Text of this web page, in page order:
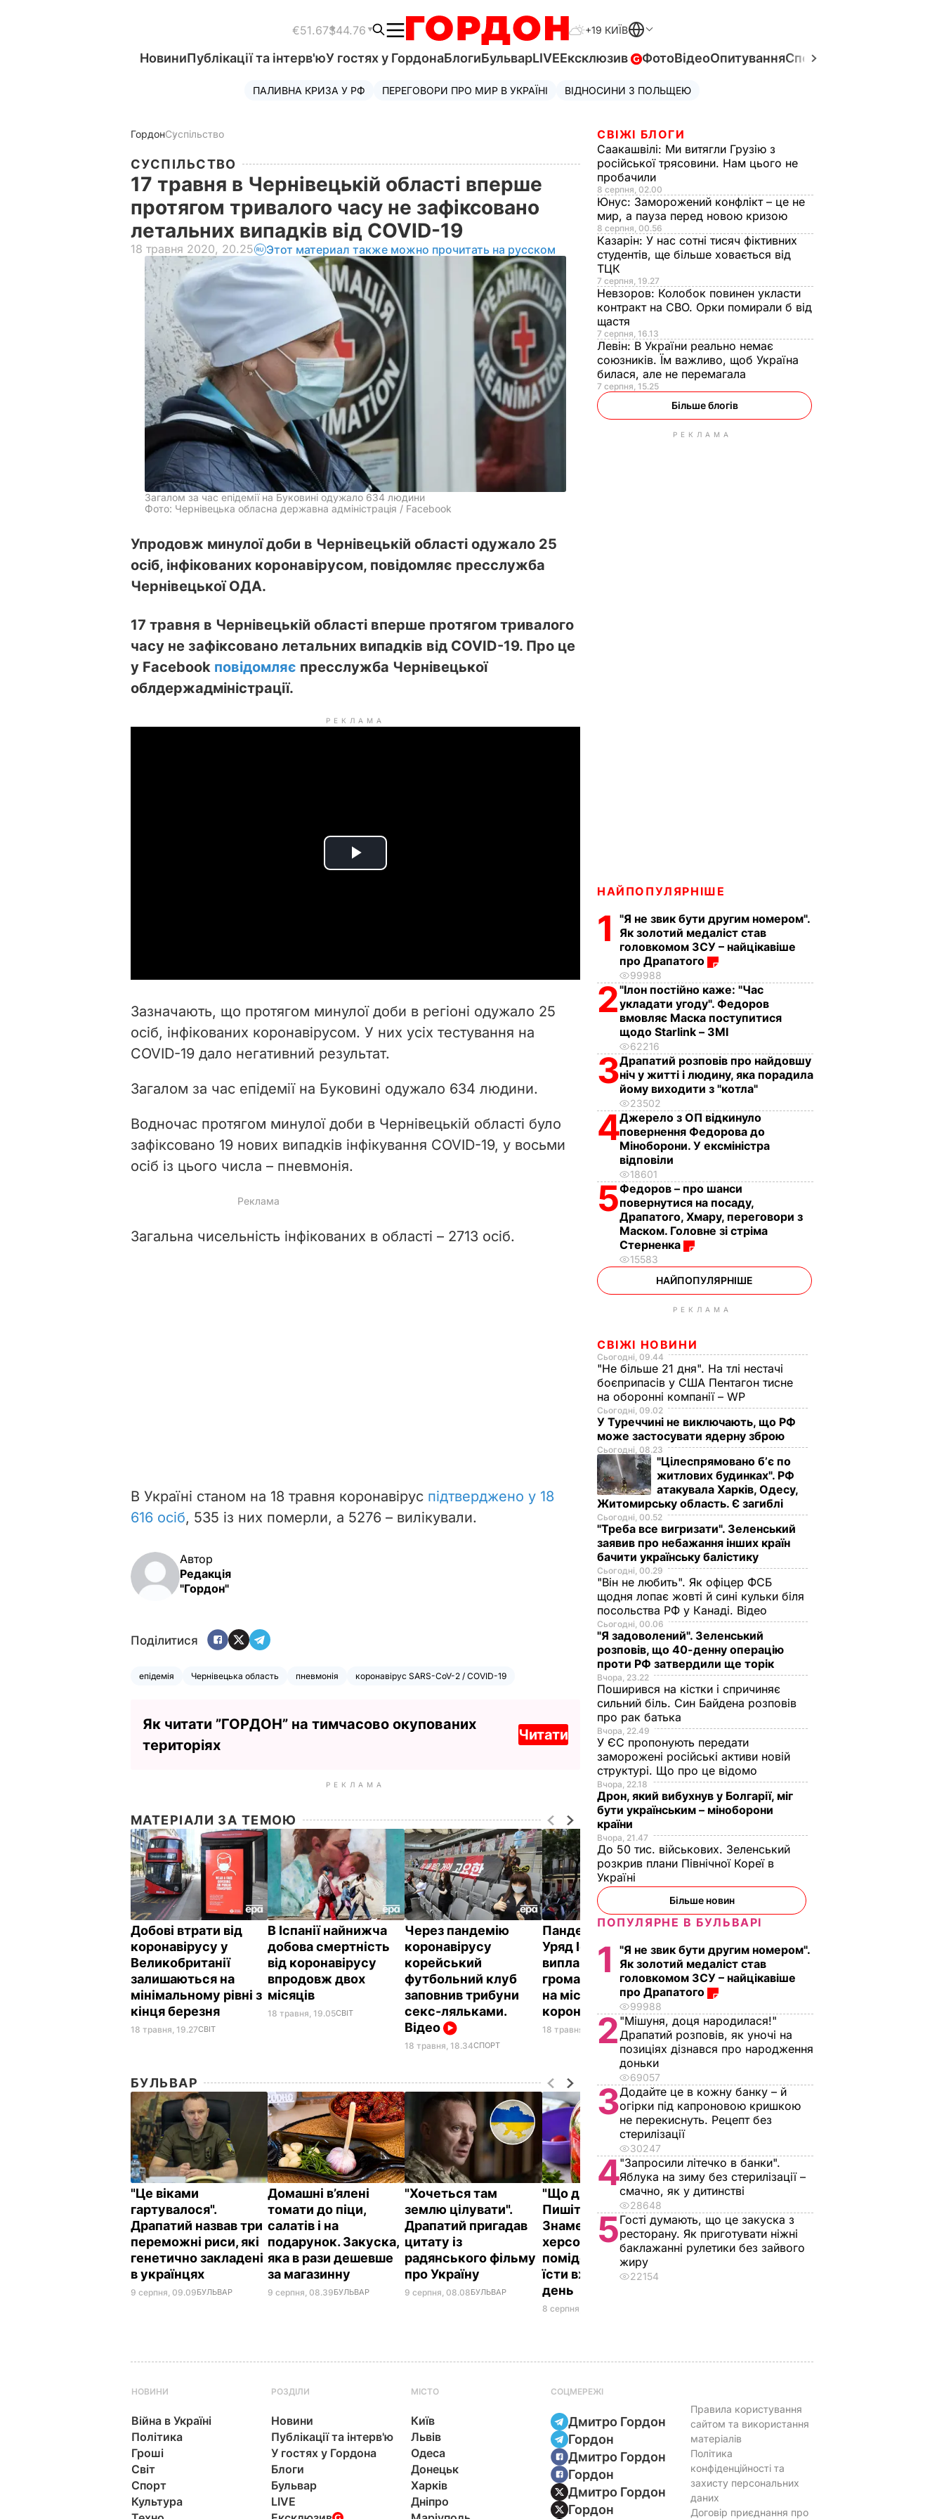
€51.67$44.76 +19 КИЇВ
НовиниПублікації та інтерв'юУ гостях у ГордонаБлогиБульварLIVEЕксклюзив ФотоВідеоОпитуванняСпецпроєкти
ПАЛИВНА КРИЗА У РФ ПЕРЕГОВОРИ ПРО МИР В УКРАЇНІ ВІДНОСИНИ З ПОЛЬЩЕЮ
ГордонСуспільство
СУСПІЛЬСТВО
17 травня в Чернівецькій області вперше
протягом тривалого часу не зафіксовано
летальних випадків від COVID-19
18 травня 2020, 20.25 Этот материал также можно прочитать на русском
Загалом за час епідемії на Буковині одужало 634 людини
Фото: Чернівецька обласна державна адміністрація / Facebook
Упродовж минулої доби в Чернівецькій області одужало 25
осіб, інфікованих коронавірусом, повідомляє пресслужба
Чернівецької ОДА.
17 травня в Чернівецькій області вперше протягом тривалого
часу не зафіксовано летальних випадків від COVID-19. Про це
у Facebook повідомляє пресслужба Чернівецької
облдержадміністрації.
РЕКЛАМА
P
d
e
o
Зазначають, що протягом минулої доби в регіоні одужало 25
осіб, інфікованих коронавірусом. У них усіх тестування на
COVID-19 дало негативний результат.
Загалом за час епідемії на Буковині одужало 634 людини.
Водночас протягом минулої доби в Чернівецькій області було
зафіксовано 19 нових випадків інфікування COVID-19, у восьми
осіб із цього числа – пневмонія.
Загальна чисельність інфікованих в області – 2713 осіб.
В Україні станом на 18 травня коронавірус підтверджено у 18
616 осіб, 535 із них померли, а 5276 – вилікували.
Автор
Редакція
"Гордон"
Поділитися
епідемія Чернівецька область пневмонія коронавірус SARS-CoV-2 / COVID-19
Як читати ”ГОРДОН” на тимчасово окупованих
територіях
Читати
РЕКЛАМА
МАТЕРІАЛИ ЗА ТЕМОЮ
Добові втрати від
коронавірусу у
Великобританії
залишаються на
мінімальному рівні з
кінця березня
18 травня, 19.27СВІТ
В Іспанії найнижча
добова смертність
від коронавірусу
впродовж двох
місяців
18 травня, 19.05СВІТ
Через пандемію
коронавірусу
корейський
футбольний клуб
заповнив трибуни
секс-ляльками.
Відео
18 травня, 18.34СПОРТ
Пандемія COVID-19.
Уряд Іспанії планує
виплачувати
громадянам по €460
на місяць через
коронавірус
18 травня, 16.31СВІТ
БУЛЬВАР
"Це віками
гартувалося".
Драпатий назвав три
переможні риси, які
генетично закладені
в українцях
9 серпня, 09.09БУЛЬВАР
Домашні в’ялені
томати до піци,
салатів і на
подарунок. Закуска,
яка в рази дешевше
за магазинну
9 серпня, 08.39БУЛЬВАР
"Хочеться там
землю цілувати".
Драпатий пригадав
цитату із
радянського фільму
про Україну
9 серпня, 08.08БУЛЬВАР
"Що дивитеся?
Пишіть рецепт!"
Знамениті
херсонські
помідори, які можна
їсти вже на другий
день
8 серпня, 23.55
Поширився на кістки
і спричиняє сильний
біль. Син Байдена
розповів про рак
батька
СВІЖІ БЛОГИ
Саакашвілі: Ми витягли Грузію з
російської трясовини. Нам цього не
пробачили
8 серпня, 02.00
Юнус: Заморожений конфлікт – це не
мир, а пауза перед новою кризою
8 серпня, 00.56
Казарін: У нас сотні тисяч фіктивних
студентів, ще більше ховається від
ТЦК
7 серпня, 19.27
Невзоров: Колобок повинен укласти
контракт на СВО. Орки помирали б від
щастя
7 серпня, 16.13
Левін: В України реально немає
союзників. Їм важливо, щоб Україна
билася, але не перемагала
7 серпня, 15.25
Більше блогів
РЕКЛАМА
НАЙПОПУЛЯРНІШЕ
1
"Я не звик бути другим номером".
Як золотий медаліст став
головкомом ЗСУ – найцікавіше
про Драпатого
99988
2"Ілон постійно каже: "Час
укладати угоду". Федоров
вмовляє Маска поступитися
щодо Starlink – ЗМІ
62216
3Драпатий розповів про найдовшу
ніч у житті і людину, яка порадила
йому виходити з "котла"
23502
4Джерело з ОП відкинуло
повернення Федорова до
Міноборони. У ексміністра
відповіли
18601
5Федоров – про шанси
повернутися на посаду,
Драпатого, Хмару, переговори з
Маском. Головне зі стріма
Стерненка
15583
НАЙПОПУЛЯРНІШЕ
РЕКЛАМА
СВІЖІ НОВИНИ
Сьогодні, 09.44
"Не більше 21 дня". На тлі нестачі
боєприпасів у США Пентагон тисне
на оборонні компанії – WP
Сьогодні, 09.02
У Туреччині не виключають, що РФ
може застосувати ядерну зброю
Сьогодні, 08.23
"Цілеспрямовано бʼє по
житлових будинках". РФ
атакувала Харків, Одесу,
Житомирську область. Є загиблі
Сьогодні, 00.52
"Треба все вигризати". Зеленський
заявив про небажання інших країн
бачити українську балістику
Сьогодні, 00.29
"Він не любить". Як офіцер ФСБ
щодня лопає жовті й сині кульки біля
посольства РФ у Канаді. Відео
Сьогодні, 00.06
"Я задоволений". Зеленський
розповів, що 40-денну операцію
проти РФ затвердили ще торік
Вчора, 23.22
Поширився на кістки і спричиняє
сильний біль. Син Байдена розповів
про рак батька
Вчора, 22.49
У ЄС пропонують передати
заморожені російські активи новій
структурі. Що про це відомо
Вчора, 22.18
Дрон, який вибухнув у Болгарії, міг
бути українським – міноборони
країни
Вчора, 21.47
До 50 тис. військових. Зеленський
розкрив плани Північної Кореї в
Україні
Більше новин
ПОПУЛЯРНЕ В БУЛЬВАРІ
1
"Я не звик бути другим номером".
Як золотий медаліст став
головкомом ЗСУ – найцікавіше
про Драпатого
99988
2 "Мішуня, доця народилася!"
Драпатий розповів, як уночі на
позиціях дізнався про народження
доньки
69057
3Додайте це в кожну банку – й
огірки під капроновою кришкою
не перекиснуть. Рецепт без
стерилізації
30247
4"Запросили літечко в банки".
Яблука на зиму без стерилізації –
смачно, як у дитинстві
28648
5Гості думають, що це закуска з
ресторану. Як приготувати ніжні
баклажанні рулетики без зайвого
жиру
22154
НОВИНИ
Війна в Україні
Політика
Гроші
Світ
Спорт
Культура
РОЗДІЛИ
Новини
Публікації та інтерв'ю
У гостях у Гордона
Блоги
Бульвар
LIVE
МІСТО
Київ
Львів
Одеса
Донецьк
Харків
Дніпро
СОЦМЕРЕЖІ
Дмитро Гордон
Гордон
Дмитро Гордон
Гордон
Дмитро Гордон
Гордон
Правила користування
сайтом та використання
матеріалів
Політика
конфіденційності та
захисту персональних
даних
Договір приєднання про